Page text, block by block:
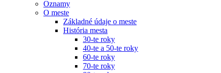
Oznamy
O meste
Základné údaje o meste
História mesta
30-te roky
40-te a 50-te roky
60-te roky
70-te roky